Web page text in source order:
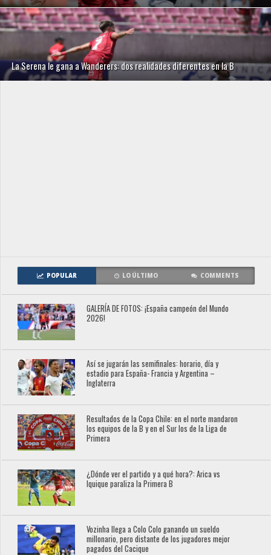
La Serena le gana a Wanderers: dos realidades diferentes en la B
POPULAR LO ÚLTIMO COMMENTS
GALERÍA DE FOTOS: ¡España campeón del Mundo
2026!
Así se jugarán las semifinales: horario, día y
estadio para España- Francia y Argentina –
Inglaterra
Resultados de la Copa Chile: en el norte mandaron
los equipos de la B y en el Sur los de la Liga de
Primera
¿Dónde ver el partido y a qué hora?: Arica vs
Iquique paraliza la Primera B
Vozinha llega a Colo Colo ganando un sueldo
millonario, pero distante de los jugadores mejor
pagados del Cacique